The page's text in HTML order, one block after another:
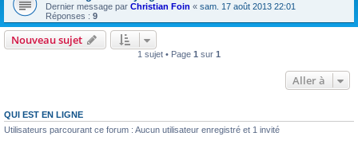
Dernier message par Christian Foin « sam. 17 août 2013 22:01
Réponses : 9
Nouveau sujet
1 sujet • Page 1 sur 1
Aller à
QUI EST EN LIGNE
Utilisateurs parcourant ce forum : Aucun utilisateur enregistré et 1 invité